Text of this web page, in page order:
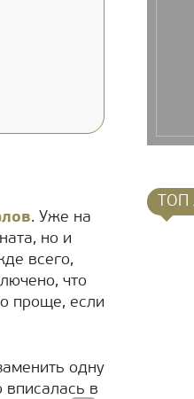
. Уже на
но и
всего,
что
проще, если
одну
вписалась в
ТОП